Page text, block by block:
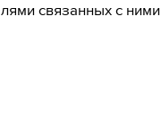
связанных с ними